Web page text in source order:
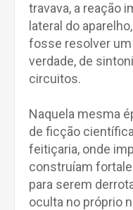
travava, a reação
lateral do
fosse resolver um
verdade, de
circuitos.
Naquela mesma
de ficção
feitiçaria, onde
construíam
para serem
oculta no próprio